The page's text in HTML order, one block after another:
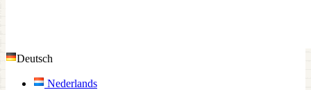
Deutsch
Nederlands